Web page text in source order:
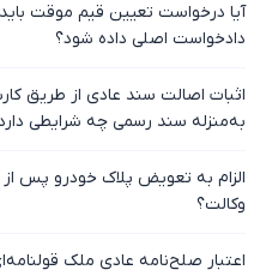
آیا درخواست تعیین قیم موقت باید
دادخواست اصلی داده شود؟
اثبات اصالت سند عادی از طریق
به‌منزله سند رسمی چه شرایطی
الزام به تعویض پلاک خودرو پس
وکالت؟
اعتبار صلح‌نامه عادی ملک